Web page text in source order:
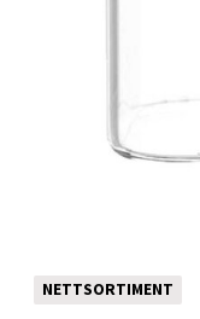
NETTSORTIMENT
Åpent i dag 10-20